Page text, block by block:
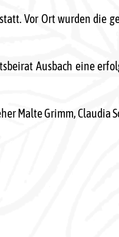
Vor Ort wurden die
Ausbach eine
Malte Grimm,